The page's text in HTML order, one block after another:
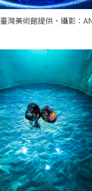
灣美術館提供、攝影：